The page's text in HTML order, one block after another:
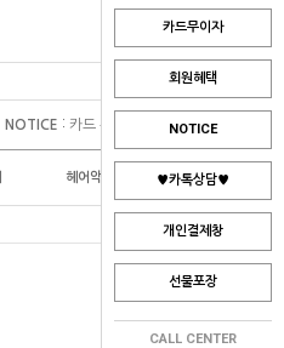
카드무이자
회원혜택
NOTICE
♥카톡상담♥
개인결제창
선물포장
CALL CENTER
NOTICE : 카드 부분무이자 안내
헤어악세사리